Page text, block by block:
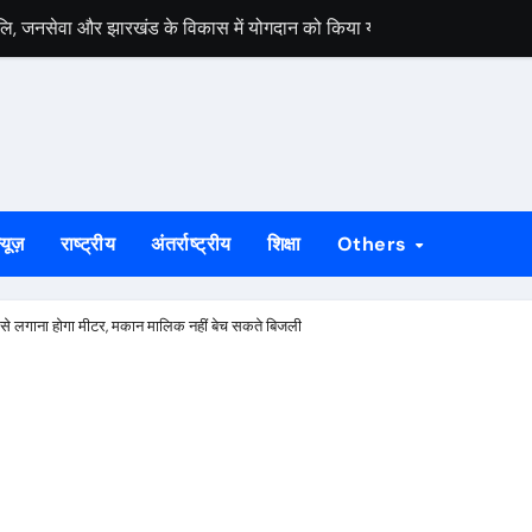
जनसेवा और झारखंड के विकास में योगदान को किया याद
लोगों ने 1000 कांवरियों को सुल्तानगंज के लिए किया रवाना
एक्सप्रेस रहेगी रद्द
ने किया बाबा भोलेनाथ का जलाभिषेक
मांगू ईचागुटू और प्रतिका महतो रहे प्रथम
राष्ट्रीय अंतर्राष्ट्रीय शिक्षा Others
लगाना होगा मीटर, मकान मालिक नहीं बेच सकते बिजली